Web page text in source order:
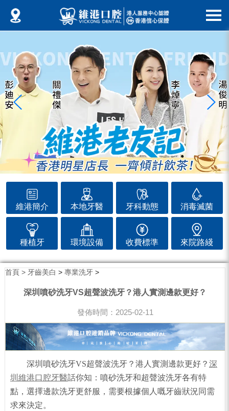
維港簡介 本地牙醫 牙科動態 消毒滅菌
種植牙 環境設備 收費標準 來院路綫
首頁 > 牙齒美白 > 專業洗牙>
深圳噴砂洗牙VS超聲波洗牙？港人實測邊款更好？
發佈時間：2025-02-11
深圳噴砂洗牙VS超聲波洗牙？港人實測邊款更好？ 深
圳維港口腔牙醫話你知：噴砂洗牙和超聲波洗牙各有特
點，選擇邊款洗牙更舒服，需要根據個人嘅牙齒狀況同需
求來決定。